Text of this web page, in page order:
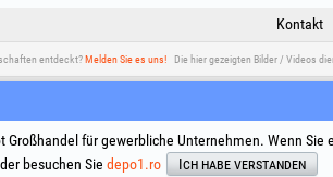
Kontakt
entdeckt?Melden Sie es uns! Die hier gezeigten Bilder / Videos
Technische Hotline & Service Social Media
Großhandel für gewerbliche Unternehmen. Wenn
besuchen Sie depo1.ro Ich habe verstanden